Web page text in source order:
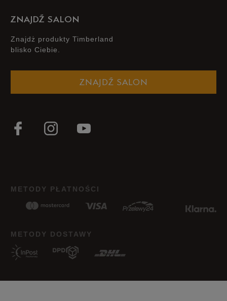
ZNAJDŹ SALON
Znajdż produkty Timberland
blisko Ciebie.
ZNAJDŹ SALON
METODY PŁATNOŚCI
METODY DOSTAWY